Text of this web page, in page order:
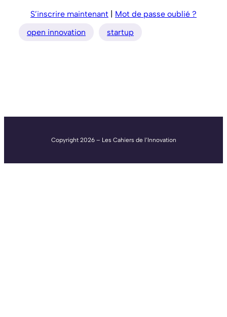
S’inscrire maintenant | Mot de passe oublié ?
open innovation
startup
Copyright 2026 – Les Cahiers de l’Innovation